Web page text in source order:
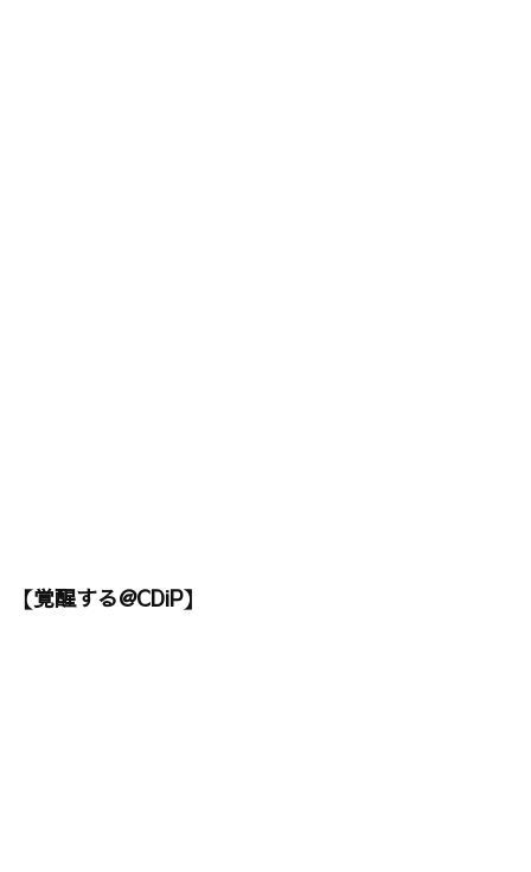
【覚醒する@CDiP】